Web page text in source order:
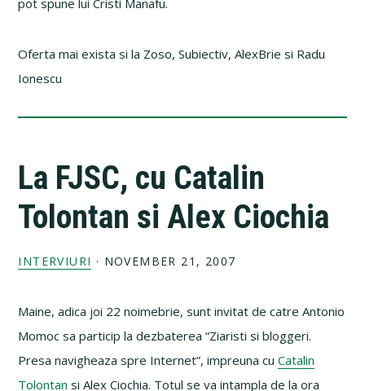
pot spune lui Cristi Manafu.
Oferta mai exista si la Zoso, Subiectiv, AlexBrie si Radu
Ionescu
La FJSC, cu Catalin
Tolontan si Alex Ciochia
INTERVIURI · NOVEMBER 21, 2007
Maine, adica joi 22 noimebrie, sunt invitat de catre Antonio
Momoc sa particip la dezbaterea “Ziaristi si bloggeri.
Presa navigheaza spre Internet”, impreuna cuCatalin
Tolontan si Alex Ciochia. Totul se va intampla de la ora